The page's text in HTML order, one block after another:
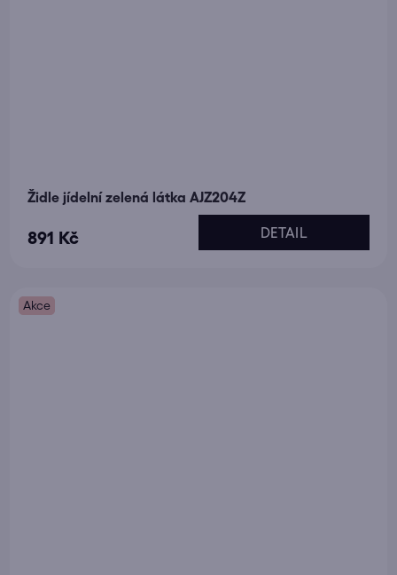
Židle jídelní zelená látka AJZ204Z
891 Kč DETAIL
Akce